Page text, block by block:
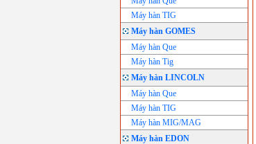
Máy hàn TIG
Máy hàn GOMES
Máy hàn Que
Máy hàn Tig
Máy hàn LINCOLN
Máy hàn Que
Máy hàn TIG
Máy hàn MIG/MAG
Máy hàn EDON